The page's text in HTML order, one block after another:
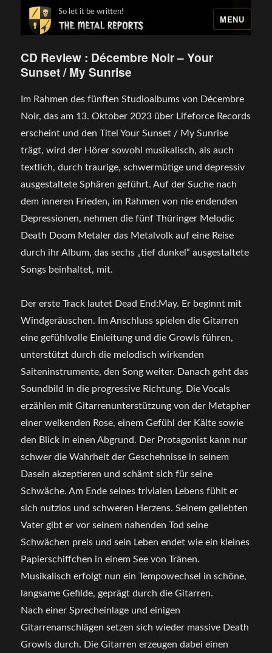
MENU
So let it be written!
CD Review : Décembre Noir – Your
Sunset / My Sunrise
Im Rahmen des fünften Studioalbums von Décembre
Noir, das am 13. Oktober 2023 über Lifeforce Records
erscheint und den Titel Your Sunset / My Sunrise
trägt, wird der Hörer sowohl musikalisch, als auch
textlich, durch traurige, schwermütige und depressiv
ausgestaltete Sphären geführt. Auf der Suche nach
dem inneren Frieden, im Rahmen von nie endenden
Depressionen, nehmen die fünf Thüringer Melodic
Death Doom Metaler das Metalvolk auf eine Reise
durch ihr Album, das sechs „tief dunkel“ ausgestaltete
Songs beinhaltet, mit.
Der erste Track lautet Dead End:May. Er beginnt mit
Windgeräuschen. Im Anschluss spielen die Gitarren
eine gefühlvolle Einleitung und die Growls führen,
unterstützt durch die melodisch wirkenden
Saiteninstrumente, den Song weiter. Danach geht das
Soundbild in die progressive Richtung. Die Vocals
erzählen mit Gitarrenunterstützung von der Metapher
einer welkenden Rose, einem Gefühl der Kälte sowie
den Blick in einen Abgrund. Der Protagonist kann nur
schwer die Wahrheit der Geschehnisse in seinem
Dasein akzeptieren und schämt sich für seine
Schwäche. Am Ende seines trivialen Lebens fühlt er
sich nutzlos und schweren Herzens. Seinem geliebten
Vater gibt er vor seinem nahenden Tod seine
Schwächen preis und sein Leben endet wie ein kleines
Papierschiffchen in einem See von Tränen.
Musikalisch erfolgt nun ein Tempowechsel in schöne,
langsame Gefilde, geprägt durch die Gitarren.
Nach einer Sprecheinlage und einigen
Gitarrenanschlägen setzen sich wieder massive Death
Growls durch. Die Gitarren erzeugen dabei einen